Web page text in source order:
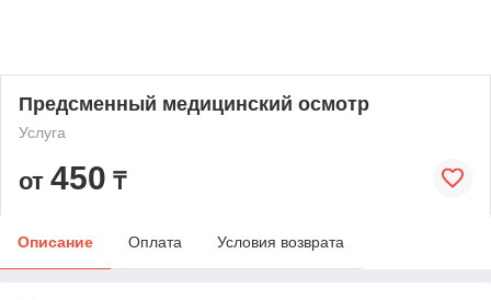
Предсменный медицинский осмотр
Услуга
от 450 ₸
Описание Оплата Условия возврата